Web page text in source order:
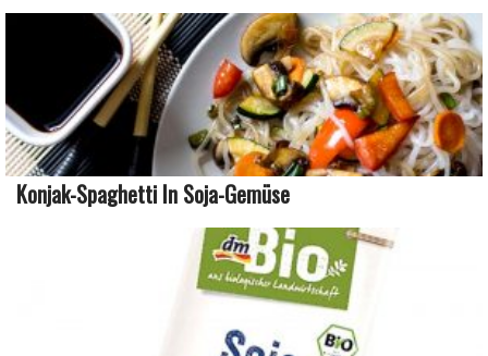
Konjak-Spaghetti In Soja-Gemüse